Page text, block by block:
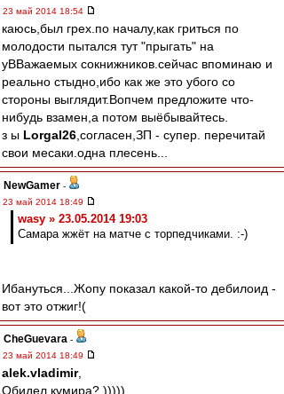
23 май 2014 18:54
каюсь,был грех.по началу,как гриться по
молодости пытался тут "прыгать" на
уВВажаемых сокнижников.сейчас впоминаю и
реально стыдно,ибо как же это убого со
стороны выглядит.Вопчем предложите что-
нибудь взамен,а потом выёбывайтесь.
з ы Lorgal26 ,согласен,ЗП - супер. перечитай
свои месаки.одна плесень...
NewGamer -
23 май 2014 18:49
wasy » 23.05.2014 19:03
Самара жжёт на матче с торпедчиками. :-)
Ибануться...Жопу показал какой-то дебилоид -
вот это отжиг!(
CheGuevara -
23 май 2014 18:49
alek.vladimir,
Обидел кумира? )))))